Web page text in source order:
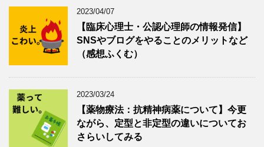
2023/04/07
【臨床心理士・公認心理師の情報発信】
SNSやブログをやることのメリットなど
（感想ふくむ）
2023/03/24
【薬物療法：抗精神病薬について】今更
ながら、定型と非定型の違いについてお
さらいしてみる